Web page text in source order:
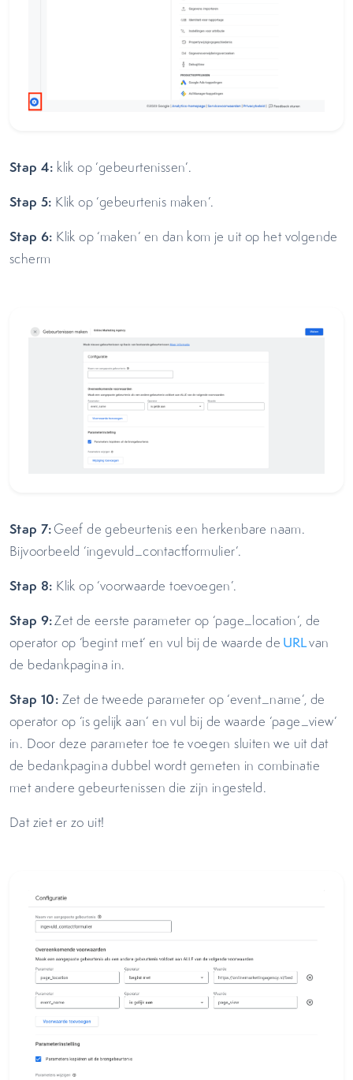
Stap 4: klik op ‘gebeurtenissen’.
Stap 5: Klik op ‘gebeurtenis maken’.
Stap 6: Klik op ‘maken’ en dan kom je uit op het volgende
scherm
Stap 7:Geef de gebeurtenis een herkenbare naam.
Bijvoorbeeld ‘ingevuld_contactformulier’.
Stap 8: Klik op ‘voorwaarde toevoegen’.
Stap 9:Zet de eerste parameter op ‘page_location’, de
operator op ‘begint met’ en vul bij de waarde de URLvan
de bedankpagina in.
Stap 10: Zet de tweede parameter op ‘event_name’, de
operator op ‘is gelijk aan’ en vul bij de waarde ‘page_view’
in. Door deze parameter toe te voegen sluiten we uit dat
de bedankpagina dubbel wordt gemeten in combinatie
met andere gebeurtenissen die zijn ingesteld.
Dat ziet er zo uit!